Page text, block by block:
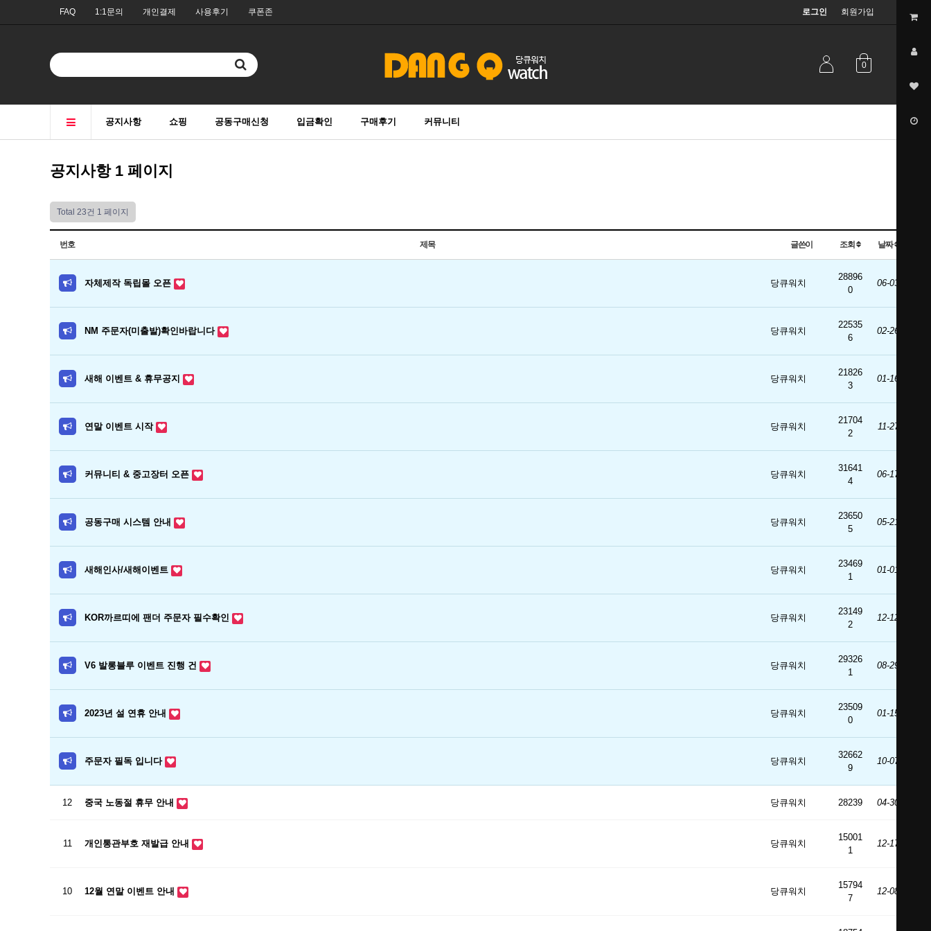
FAQ 1:1문의 개인결제 사용후기 쿠폰존 회원가입
로그인
0
공지사항 쇼핑 공동구매신청 입금확인 구매후기 커뮤니티
공지사항 1 페이지
Total 23건 1 페이지
번호 제목 글쓴이 조회 날짜
자체제작 독립몰 오픈 당큐워치
28896
0
06-03
NM 주문자(미출발)확인바랍니다 당큐워치
22535
6
02-26
새해 이벤트 & 휴무공지 당큐워치
21826
3
01-16
연말 이벤트 시작 당큐워치
21704
2
11-27
커뮤니티 & 중고장터 오픈 당큐워치
31641
4
06-17
공동구매 시스템 안내 당큐워치
23650
5
05-21
새해인사/새해이벤트 당큐워치
23469
1
01-01
KOR까르띠에 팬더 주문자 필수확인 당큐워치
23149
2
12-12
V6 발롱블루 이벤트 진행 건 당큐워치
29326
1
08-29
2023년 설 연휴 안내 당큐워치
23509
0
01-15
주문자 필독 입니다 당큐워치
32662
9
10-07
12 중국 노동절 휴무 안내 당큐워치 28239 04-30
11 개인통관부호 재발급 안내 당큐워치
15001
1
12-17
10 12월 연말 이벤트 안내 당큐워치
15794
7
12-08